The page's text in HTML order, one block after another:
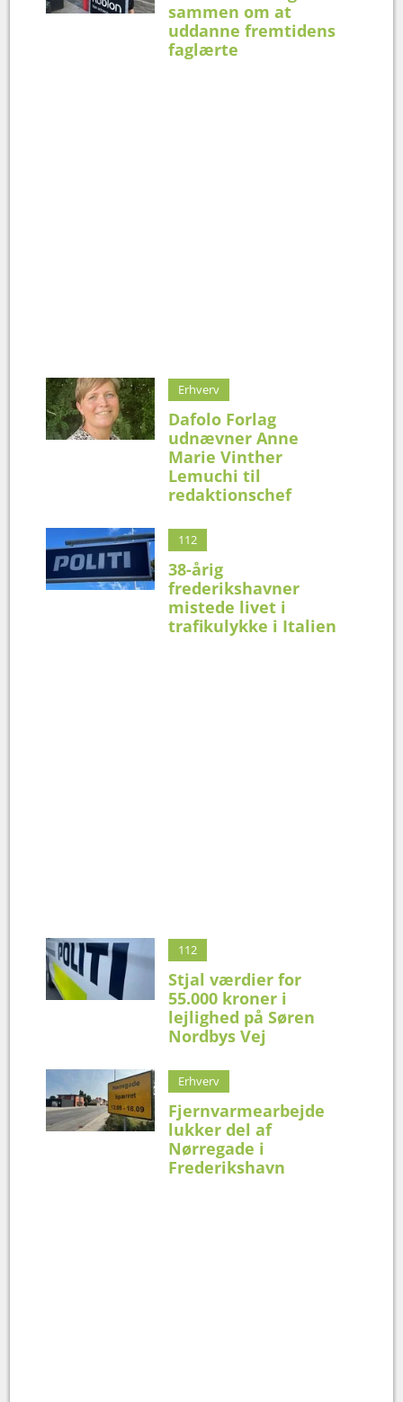
sammen om at
uddanne fremtidens
faglærte
Erhverv
Dafolo Forlag
udnævner Anne
Marie Vinther
Lemuchi til
redaktionschef
112
38-årig
frederikshavner
mistede livet i
trafikulykke i Italien
112
Stjal værdier for
55.000 kroner i
lejlighed på Søren
Nordbys Vej
Erhverv
Fjernvarmearbejde
lukker del af
Nørregade i
Frederikshavn